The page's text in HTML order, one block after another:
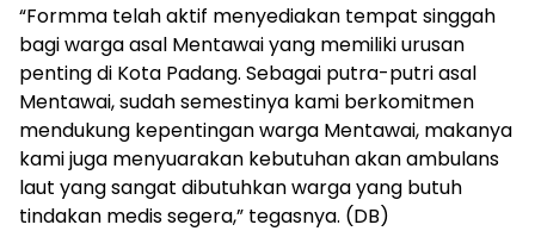
“Formma telah aktif menyediakan tempat singgah
bagi warga asal Mentawai yang memiliki urusan
penting di Kota Padang. Sebagai putra-putri asal
Mentawai, sudah semestinya kami berkomitmen
mendukung kepentingan warga Mentawai, makanya
kami juga menyuarakan kebutuhan akan ambulans
laut yang sangat dibutuhkan warga yang butuh
tindakan medis segera,” tegasnya. (DB)